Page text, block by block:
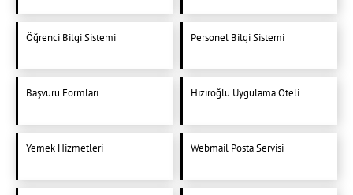
Öğrenci Bilgi Sistemi Personel Bilgi Sistemi
Başvuru Formları Hızıroğlu Uygulama Oteli
Yemek Hizmetleri Webmail Posta Servisi